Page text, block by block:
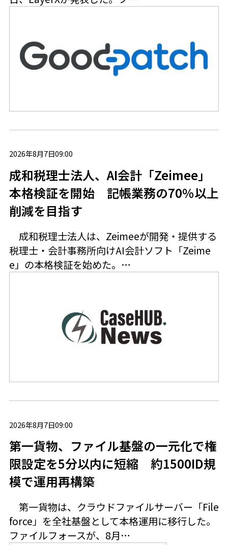
2026年8月7日09:00
成和税理士法人、AI会計「Zeimee」
本格検証を開始 記帳業務の70％以上
削減を目指す
成和税理士法人は、Zeimeeが開発・提供する
税理士・会計事務所向けAI会計ソフト「Zeime
e」の本格検証を始めた。…
2026年8月7日09:00
第一貨物、ファイル基盤の一元化で権
限設定を5分以内に短縮 約1500ID規
模で運用再構築
第一貨物は、クラウドファイルサーバー「File
force」を全社基盤として本格運用に移行した。
ファイルフォースが、8月…